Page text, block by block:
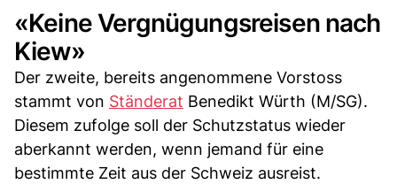
«Keine Vergnügungsreisen nach
Kiew»
Der zweite, bereits angenommene Vorstoss
stammt von Ständerat Benedikt Würth (M/SG).
Diesem zufolge soll der Schutzstatus wieder
aberkannt werden, wenn jemand für eine
bestimmte Zeit aus der Schweiz ausreist.